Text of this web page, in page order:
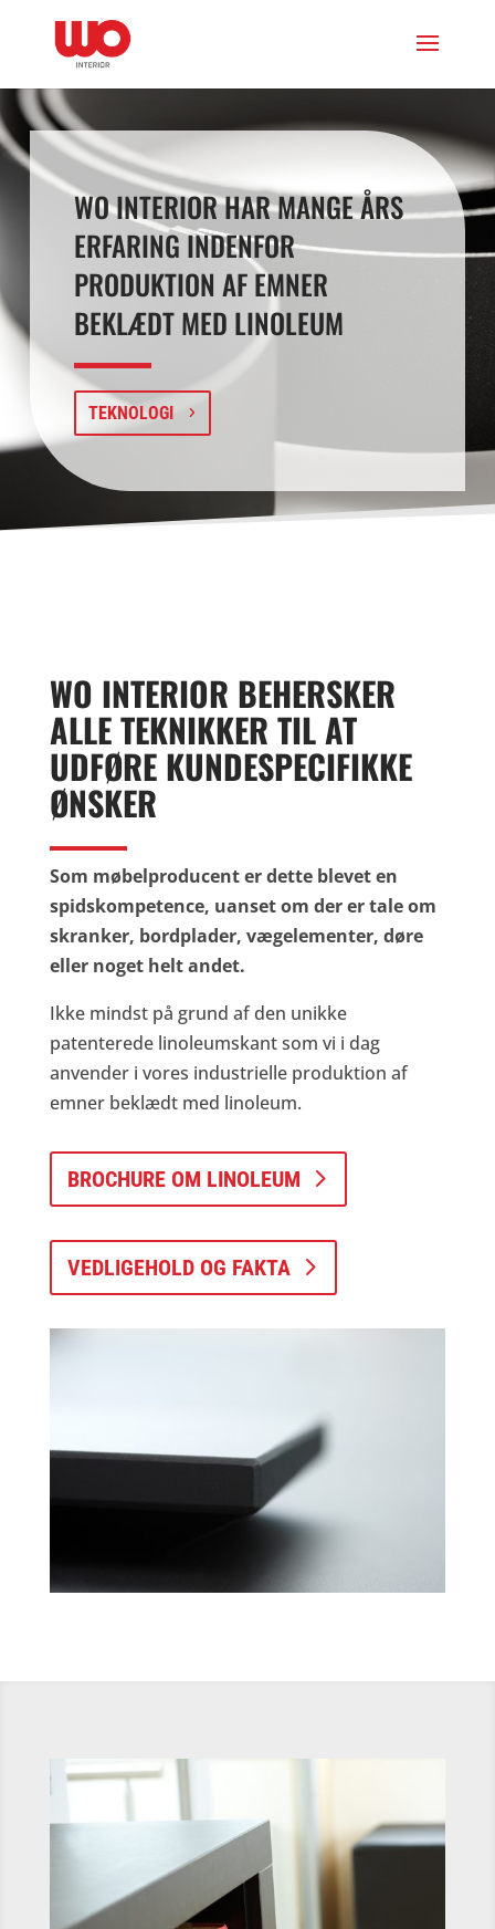
WO INTERIOR HAR MANGE ÅRS
ERFARING INDENFOR
PRODUKTION AF EMNER
BEKLÆDT MED LINOLEUM
TEKNOLOGI
WO INTERIOR BEHERSKER
ALLE TEKNIKKER TIL AT
UDFØRE KUNDESPECIFIKKE
ØNSKER
Som møbelproducent er dette blevet en
spidskompetence, uanset om der er tale om
skranker, bordplader, vægelementer, døre
eller noget helt andet.
Ikke mindst på grund af den unikke
patenterede linoleumskant som vi i dag
anvender i vores industrielle produktion af
emner beklædt med linoleum.
BROCHURE OM LINOLEUM
VEDLIGEHOLD OG FAKTA